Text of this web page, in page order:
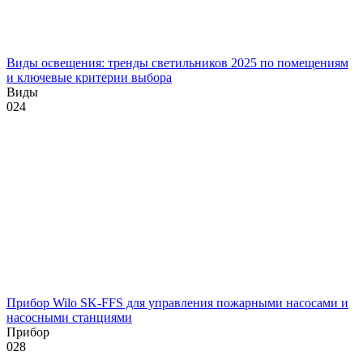
Виды освещения: тренды светильников 2025 по помещениям
и ключевые критерии выбора
Виды
024
Прибор Wilo SK-FFS для управления пожарными насосами и
насосными станциями
Прибор
028